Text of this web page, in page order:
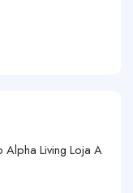
Living Loja A